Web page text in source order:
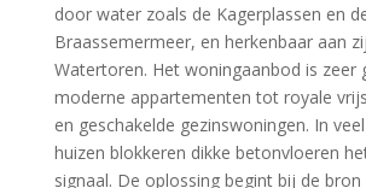
door water zoals de Kagerplassen en
Braassemermeer, en herkenbaar aan
Watertoren. Het woningaanbod is zeer
moderne appartementen tot royale
en geschakelde gezinswoningen. In
huizen blokkeren dikke betonvloeren
signaal. De oplossing begint bij de